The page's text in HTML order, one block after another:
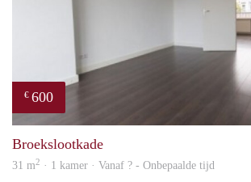
€ 600
Broekslootkade
31 m2 · 1 kamer · Vanaf ? - Onbepaalde tijd